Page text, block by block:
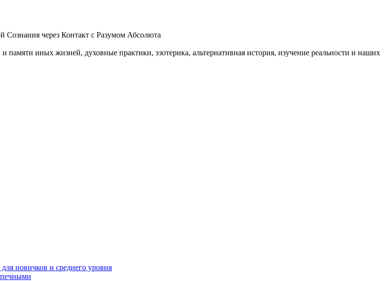
через Контакт с Разумом Абсолюта
иных жизней, духовные практики, эзотерика, альтернативная история, изучение реальности и наших
новичков и среднего уровня